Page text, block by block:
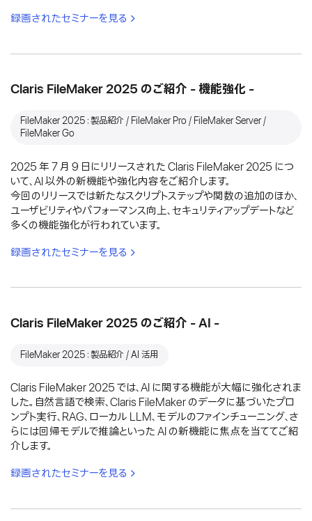
録画されたセミナーを見る
Claris FileMaker 2025 のご紹介 - 機能強化 -
FileMaker 2025：製品紹介 / FileMaker Pro / FileMaker Server /
FileMaker Go
2025 年 7 月 9 日にリリースされた Claris FileMaker 2025 につ
いて、AI 以外の新機能や強化内容をご紹介します。
今回のリリースでは新たなスクリプトステップや関数の追加のほか、
ユーザビリティやパフォーマンス向上、セキュリティアップデートなど
多くの機能強化が行われています。
録画されたセミナーを見る
Claris FileMaker 2025 のご紹介 - AI -
FileMaker 2025：製品紹介 / AI 活用
Claris FileMaker 2025 では、AI に関する機能が大幅に強化されま
した。自然言語で検索、Claris FileMaker のデータに基づいたプロ
ンプト実行、RAG、ローカル LLM、モデルのファインチューニング、さ
らには回帰モデルで推論といった AI の新機能に焦点を当ててご紹
介します。
録画されたセミナーを見る